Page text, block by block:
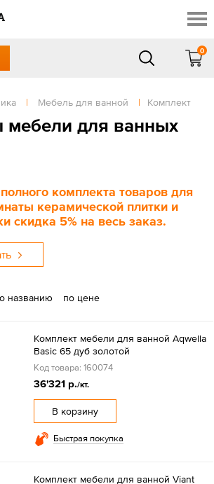
0
| Мебель для ванной | Комплект
мебели для ванных
комплекта товаров для
керамической плитки и
скидка 5% на весь заказ.
названию по цене
Комплект мебели для ванной Aqwella
Basic 65 дуб золотой
Код товара: 160074
36'321 р./кт.
В корзину
Быстрая покупка
Комплект мебели для ванной Viant